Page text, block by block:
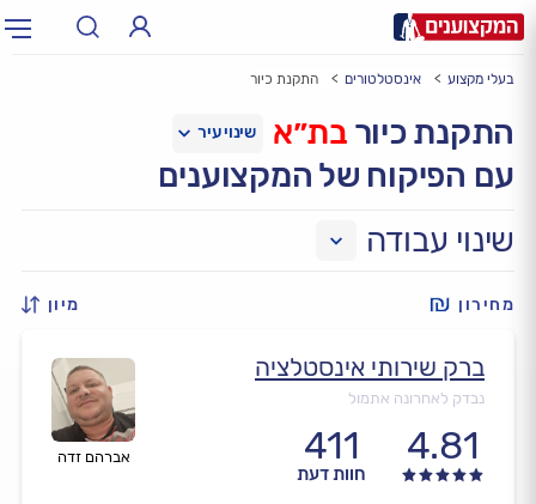
עירעיר: תל אביב, חיפה…
בעלי מקצוע אינסטלטורים התקנת כיור
התקנת כיור בת״א
עם הפיקוח של המקצוענים
שינוי עבודה
מחירון מיון
אברהם זדה
ברק שירותי אינסטלציה
נבדק לאחרונה אתמול
4.81
411
חוות דעת